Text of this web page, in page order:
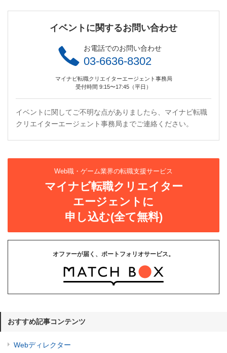
イベントに関するお問い合わせ
お電話でのお問い合わせ
03-6636-8302
マイナビ転職クリエイターエージェント事務局
受付時間 9:15〜17:45（平日）
イベントに関してご不明な点がありましたら、マイナビ転職
クリエイターエージェント事務局までご連絡ください。
Web職・ゲーム業界の転職支援サービス
マイナビ転職クリエイター
エージェントに
申し込む(全て無料)
オファーが届く、ポートフォリオサービス。
おすすめ記事コンテンツ
Webディレクター